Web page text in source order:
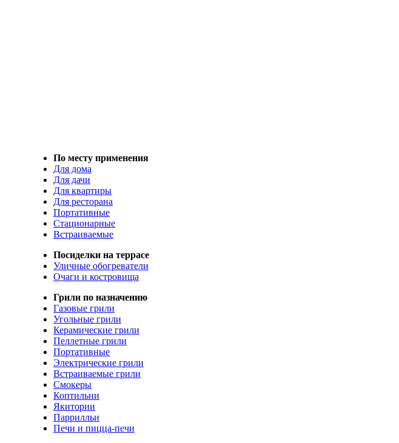
По месту применения
Для дома
Для дачи
Для квартиры
Для ресторана
Портативные
Стационарные
Встраиваемые
Посиделки на террасе
Уличные обогреватели
Очаги и костровища
Грили по назначению
Газовые грили
Угольные грили
Керамические грили
Пеллетные грили
Портативные
Электрические грили
Встраиваемые грили
Смокеры
Коптильни
Якитории
Паррилльи
Печи и пицца-печи